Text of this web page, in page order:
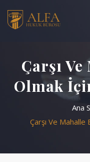
Basında Biz
Çalışma Alanlarımız
Hakkımızda
Blog
Çarşı
Olmak
Ana
Çarşı Ve Mahalle